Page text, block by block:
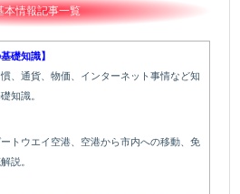
本情報記事一覧
礎知識】
、通貨、物価、インターネット事情など知
知識。
トウエイ空港、空港から市内への移動、免
説。